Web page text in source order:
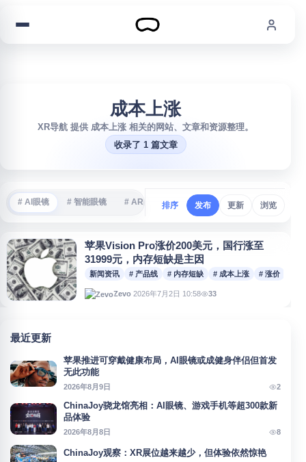
成本上涨
XR导航 提供 成本上涨 相关的网站、文章和资源整理。
收录了 1 篇文章
# AI眼镜 # 智能眼镜 # AR眼镜 # VR游戏 # 沉浸式体验
排序 发布 更新 浏览
苹果Vision Pro涨价200美元，国行涨至
31999元，内存短缺是主因
新闻资讯 # 产品线 # 内存短缺 # 成本上涨 # 涨价
Zevo 2026年7月2日 10:58 33
最近更新
苹果推进可穿戴健康布局，AI眼镜或成健身伴侣但首发
无此功能
2026年8月9日 2
ChinaJoy骁龙馆亮相：AI眼镜、游戏手机等超300款新
品体验
2026年8月8日 8
ChinaJoy观察：XR展位越来越少，但体验依然惊艳